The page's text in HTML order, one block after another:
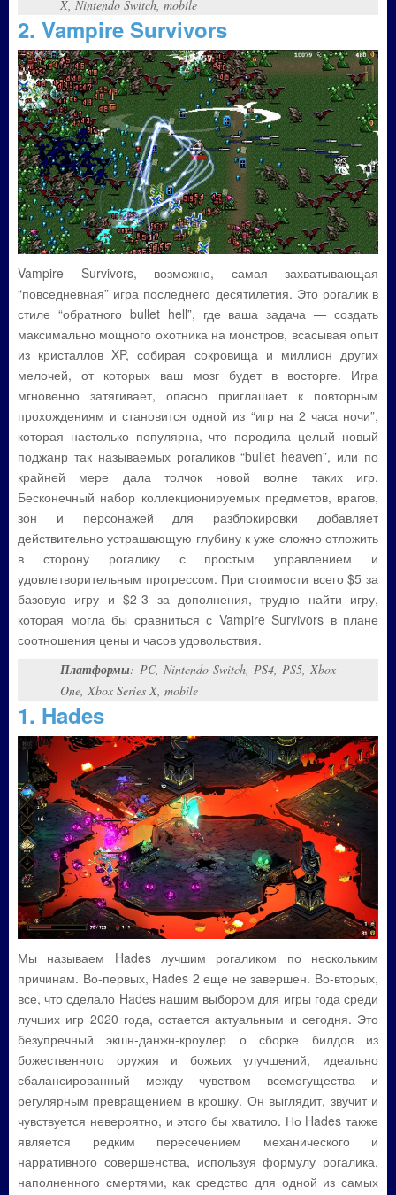
X, Nintendo Switch, mobile
2. Vampire Survivors
Vampire Survivors, возможно, самая захватывающая
“повседневная” игра последнего десятилетия. Это рогалик в
стиле “обратного bullet hell”, где ваша задача — создать
максимально мощного охотника на монстров, всасывая опыт
из кристаллов XP, собирая сокровища и миллион других
мелочей, от которых ваш мозг будет в восторге. Игра
мгновенно затягивает, опасно приглашает к повторным
прохождениям и становится одной из “игр на 2 часа ночи”,
которая настолько популярна, что породила целый новый
поджанр так называемых рогаликов “bullet heaven”, или по
крайней мере дала толчок новой волне таких игр.
Бесконечный набор коллекционируемых предметов, врагов,
зон и персонажей для разблокировки добавляет
действительно устрашающую глубину к уже сложно отложить
в сторону рогалику с простым управлением и
удовлетворительным прогрессом. При стоимости всего $5 за
базовую игру и $2-3 за дополнения, трудно найти игру,
которая могла бы сравниться с Vampire Survivors в плане
соотношения цены и часов удовольствия.
Платформы: PC, Nintendo Switch, PS4, PS5, Xbox
One, Xbox Series X, mobile
1. Hades
Мы называем Hades лучшим рогаликом по нескольким
причинам. Во-первых, Hades 2 еще не завершен. Во-вторых,
все, что сделало Hades нашим выбором для игры года среди
лучших игр 2020 года, остается актуальным и сегодня. Это
безупречный экшн-данжн-кроулер о сборке билдов из
божественного оружия и божьих улучшений, идеально
сбалансированный между чувством всемогущества и
регулярным превращением в крошку. Он выглядит, звучит и
чувствуется невероятно, и этого бы хватило. Но Hades также
является редким пересечением механического и
нарративного совершенства, используя формулу рогалика,
наполненного смертями, как средство для одной из самых